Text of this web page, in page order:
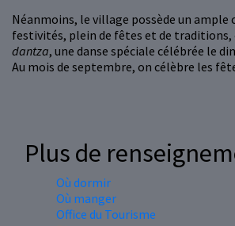
Néanmoins, le village possède un ample
festivités, plein de fêtes et de traditions,
dantza, une danse spéciale célébrée le
Au mois de septembre, on célèbre les
Plus de
Où dormir
Où manger
Office du Tourisme